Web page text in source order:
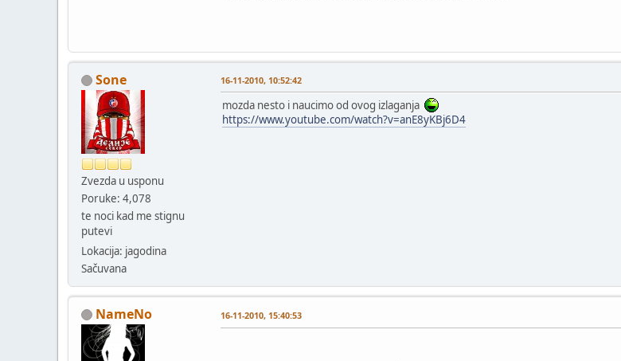
Sone
Zvezda u usponu
Poruke: 4,078
te noci kad me stignu
putevi
Lokacija: jagodina
Sačuvana
16-11-2010, 10:52:42
mozda nesto i naucimo od ovog izlaganja
https://www.youtube.com/watch?v=anE8yKBj6D4
NameNo 16-11-2010, 15:40:53